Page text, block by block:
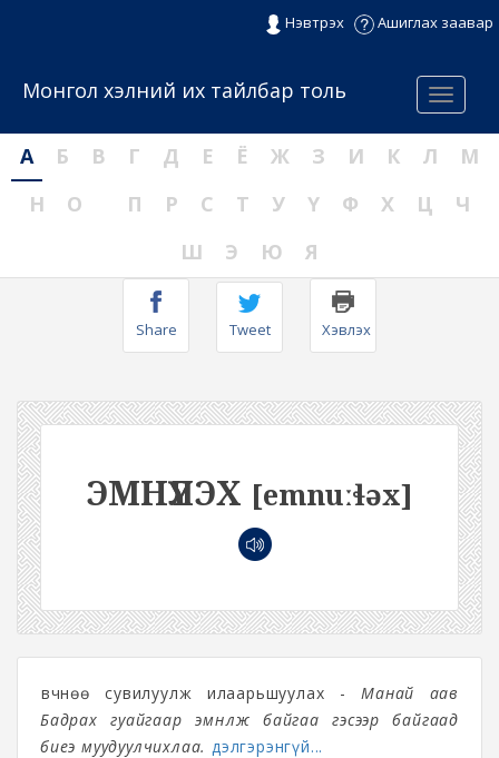
Нэвтрэх Ашиглах заавар
Menu
Монгол хэлний их тайлбар толь
А Б В Г Д Е Ё Ж З И К Л
М
Н
О П Р С Т У Ү Ф Х Ц
Ч
Ш
Э Ю Я
Share Tweet Хэвлэх
ЭМНҮҮЛЭХ [emnuːɬəx]
Өвчнөө сувилуулж илаарьшуулах - Манай аав
Бадрах гуайгаар эмнүүлж байгаа гэсээр байгаад
биеэ муудуулчихлаа. дэлгэрэнгүй...